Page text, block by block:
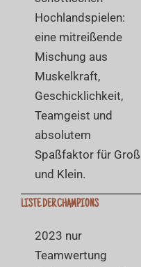
Hochlandspielen:
eine mitreißende
Mischung aus
Muskelkraft,
Geschicklichkeit,
Teamgeist und
absolutem
Spaßfaktor für Groß
und Klein.
LISTE DER CHAMPIONS
2023 nur
Teamwertung